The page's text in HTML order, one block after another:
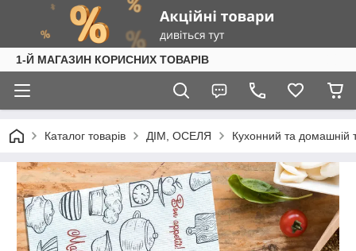
1-Й МАГАЗИН КОРИСНИХ ТОВАРІВ
Каталог товарів ДІМ, ОСЕЛЯ Кухонний та домашній